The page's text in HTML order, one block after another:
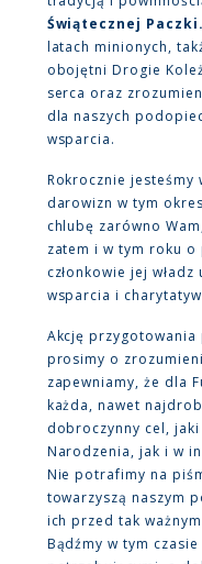
Świątecznej Paczki.
latach minionych,
obojętni Drogie
serca oraz
dla naszych
wsparcia.
Rokrocznie jesteśmy
darowizn w tym
chlubę zarówno
zatem i w tym roku
członkowie jej
wsparcia i
Akcję
prosimy o
zapewniamy, że dla
każda, nawet
dobroczynny cel,
Narodzenia, jak i w
Nie potrafimy na
towarzyszą naszym
ich przed tak
Bądźmy w tym